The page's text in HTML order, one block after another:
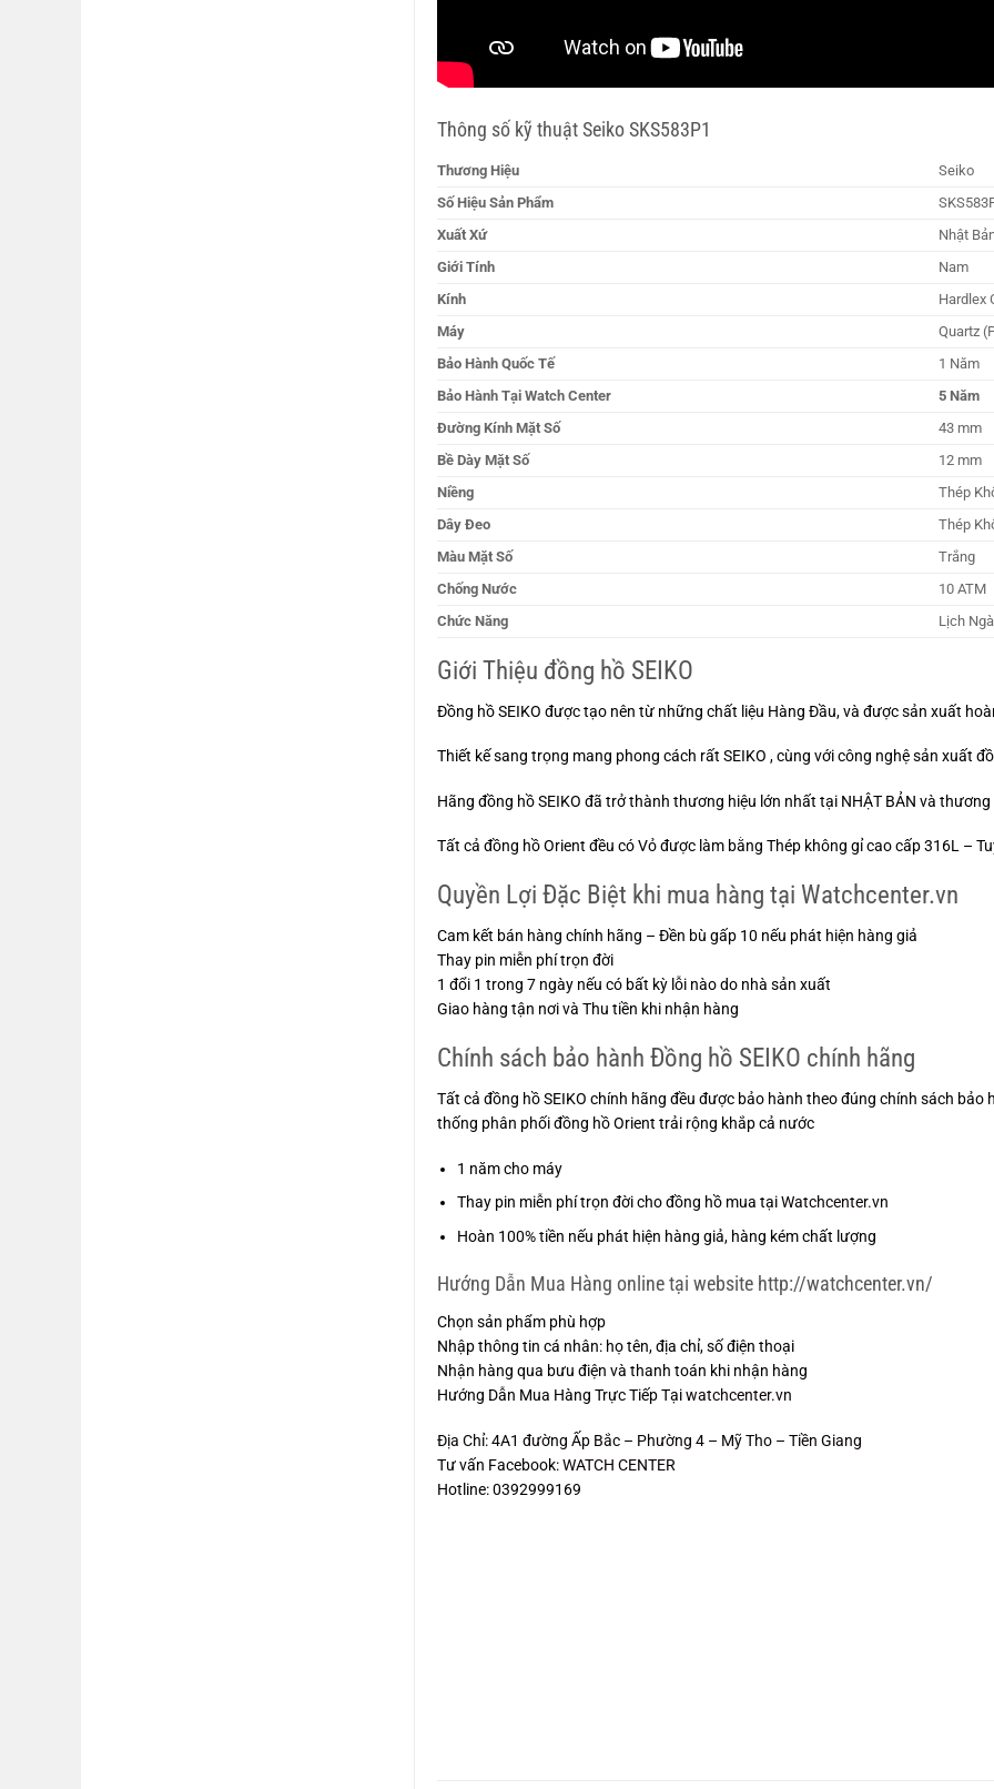
Thông số kỹ thuật Seiko SKS583P1
Thương Hiệu
Seiko
Số Hiệu Sản Phẩm
Xuất Xứ
Nhật
Giới Tính
Nam
Kính
Hardlex
Máy
Quartz
Bảo Hành Quốc Tế
1 Năm
Bảo Hành Tại Watch Center
5 Năm
Đường Kính Mặt Số
43 mm
Bề Dày Mặt Số
12 mm
Niềng
Thép
Dây Đeo
Thép
Màu Mặt Số
Trắng
Chống Nước
10 ATM
Chức Năng
Lịch
Giới Thiệu đồng hồ SEIKO
Đồng hồ SEIKO được tạo nên từ những chất liệu Hàng Đầu, và được sản xuất
Thiết kế sang trọng mang phong cách rất SEIKO , cùng với công nghệ sản xuất
Hãng đồng hồ SEIKO đã trở thành thương hiệu lớn nhất tại NHẬT BẢN và
Tất cả đồng hồ Orient đều có Vỏ được làm bằng Thép không gỉ cao cấp 316L –
Quyền Lợi Đặc Biệt khi mua hàng tại Watchcenter.vn
Cam kết bán hàng chính hãng – Đền bù gấp 10 nếu phát hiện hàng giả
Thay pin miễn phí trọn đời
1 đổi 1 trong 7 ngày nếu có bất kỳ lỗi nào do nhà sản xuất
Giao hàng tận nơi và Thu tiền khi nhận hàng
Chính sách bảo hành Đồng hồ SEIKO chính hãng
Tất cả đồng hồ SEIKO chính hãng đều được bảo hành theo đúng chính sách
thống phân phối đồng hồ Orient trải rộng khắp cả nước
1 năm cho máy
Thay pin miễn phí trọn đời cho đồng hồ mua tạiWatchcenter.vn
Hoàn 100% tiền nếu phát hiện hàng giả, hàng kém chất lượng
Hướng Dẫn Mua Hàng online tại website http://watchcenter.vn/
Chọn sản phẩm phù hợp
Nhập thông tin cá nhân: họ tên, địa chỉ, số điện thoại
Nhận hàng qua bưu điện và thanh toán khi nhận hàng
Hướng Dẫn Mua Hàng Trực Tiếp Tạiwatchcenter.vn
Địa Chỉ: 4A1 đường Ấp Bắc – Phường 4 – Mỹ Tho – Tiền Giang
Tư vấn Facebook:WATCH CENTER
Hotline: 0392999169